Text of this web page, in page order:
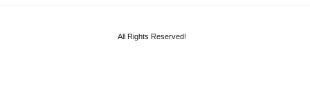
All Rights Reserved!